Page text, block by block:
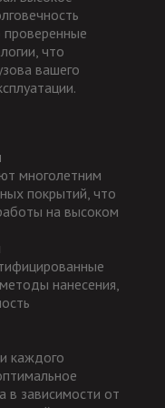
проверенные
что
вашего
многолетним
покрытий, что
на высоком
нанесения,
каждого
в зависимости от